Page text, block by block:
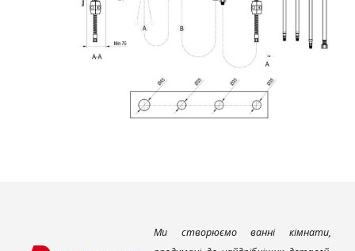
Ми створюємо ванні кімнати,